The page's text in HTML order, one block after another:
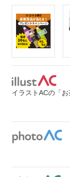
イラストACの「